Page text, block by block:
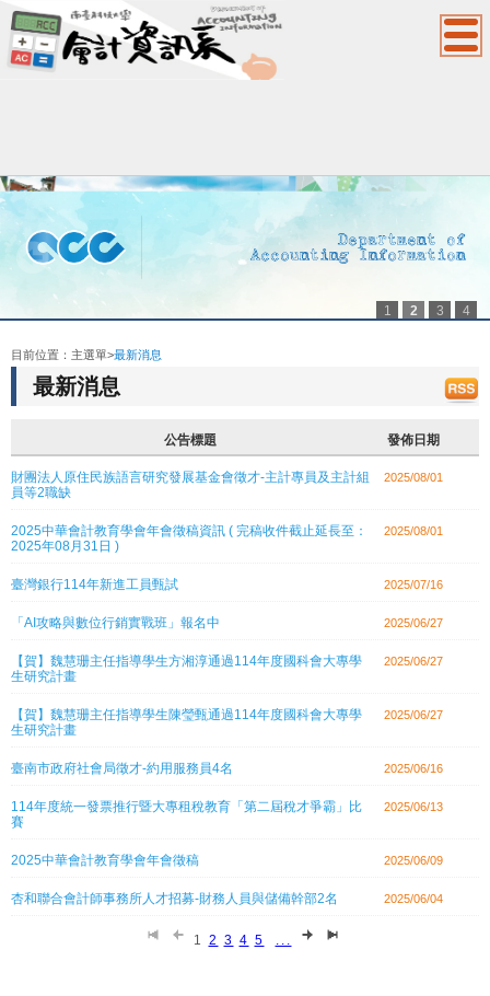
1 2 3
4
目前位置： 主選單>最新消息
最新消息
公告標題 發佈日期
財團法人原住民族語言研究發展基金會徵才-主計專員及主計組
員等2職缺
2025/08/01
2025中華會計教育學會年會徵稿資訊 ( 完稿收件截止延長至：
2025年08月31日 )
2025/08/01
臺灣銀行114年新進工員甄試 2025/07/16
「AI攻略與數位行銷實戰班」報名中 2025/06/27
【賀】魏慧珊主任指導學生方湘淳通過114年度國科會大專學
生研究計畫
2025/06/27
【賀】魏慧珊主任指導學生陳瑩甄通過114年度國科會大專學
生研究計畫
2025/06/27
臺南市政府社會局徵才-約用服務員4名 2025/06/16
114年度統一發票推行暨大專租稅教育「第二屆稅才爭霸」比
賽
2025/06/13
2025中華會計教育學會年會徵稿 2025/06/09
杏和聯合會計師事務所人才招募-財務人員與儲備幹部2名 2025/06/04
1 2 3 4 5 ...